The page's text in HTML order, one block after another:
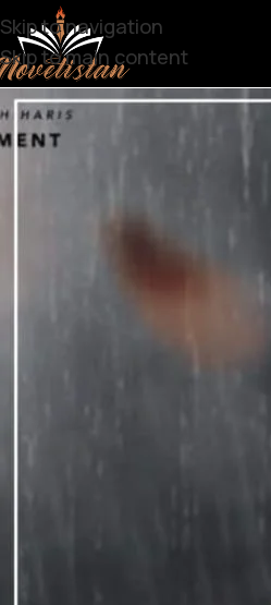
Skip to navigation
Skip to main content